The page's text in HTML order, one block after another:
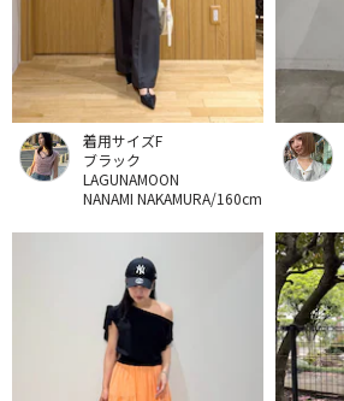
着用サイズF
ブラック
LAGUNAMOON
NANAMI NAKAMURA/160cm